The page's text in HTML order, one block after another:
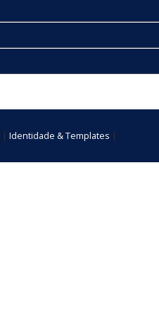
| Identidade & Templates |